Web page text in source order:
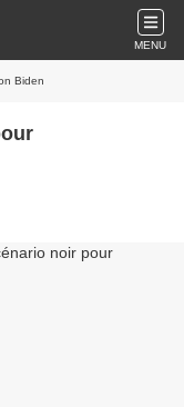
MENU
Biden